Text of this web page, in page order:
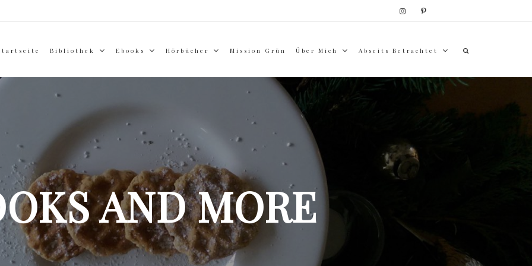
Bibliothek Ebooks Hörbücher Mission Grün Über Mich Abseits Betrachtet
AND MORE